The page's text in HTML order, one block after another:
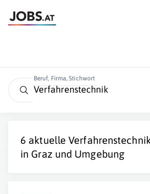
Beruf, Firma, Stichwort
6 aktuelle
in Graz und Umgebung